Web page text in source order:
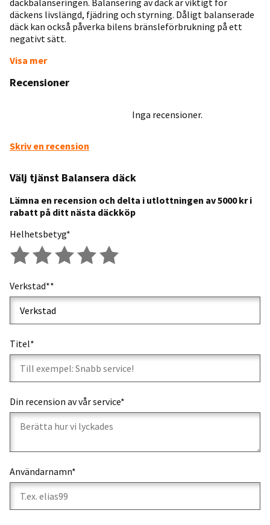
däckens livslängd, fjädring och styrning. Dåligt balanserade
däck kan också påverka bilens bränsleförbrukning på ett
negativt sätt.
Visa mer
Recensioner
Inga recensioner.
Skriv en recension
Välj tjänst Balansera däck
Lämna en recension och delta i utlottningen av 5000 kr i
rabatt på ditt nästa däckköp
Helhetsbetyg*
Dålig Mindre braGenomsnittlig
Bra
Verkstad**
Titel*
Din recension av vår service*
Användarnamn*